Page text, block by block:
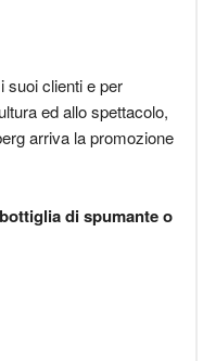
suoi clienti e per
ed allo spettacolo,
arriva la promozione
di spumante o